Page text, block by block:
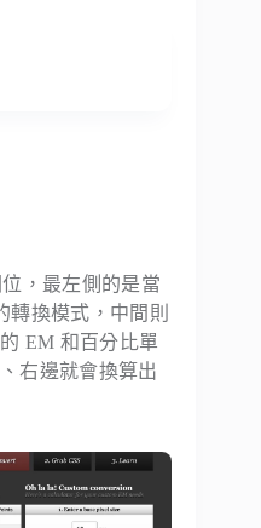
，最左側的是當
轉換模式，中間則
EM 和百分比單
右邊就會換算出